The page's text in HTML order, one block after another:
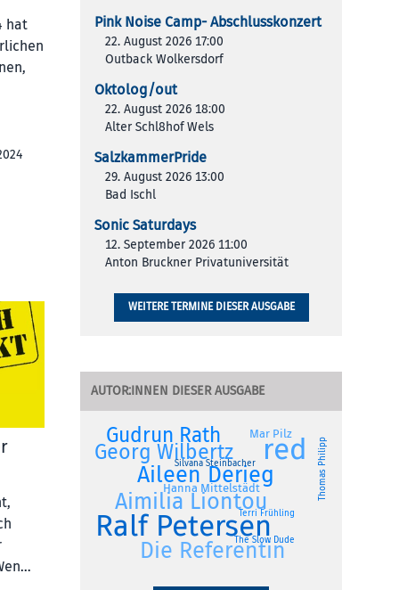
hat
Pink Noise Camp- Abschlusskonzert
22. August 2026 17:00
Outback Wolkersdorf
Oktolog/out
22. August 2026 18:00
Alter Schl8hof Wels
SalzkammerPride
29. August 2026 13:00
Bad Ischl
Sonic Saturdays
12. September 2026 11:00
Anton Bruckner Privatuniversität
WEITERE TERMINE DIESER AUSGABE
AUTOR:INNEN DIESER AUSGABE
Ralf Petersen
red
Aileen Derieg
Aimilia Liontou
Die Referentin
Georg Wilbertz
Gudrun Rath
Hanna Mittelstädt
Mar Pilz
Silvana Steinbacher
Terri Frühling
The Slow Dude
Thomas Philipp